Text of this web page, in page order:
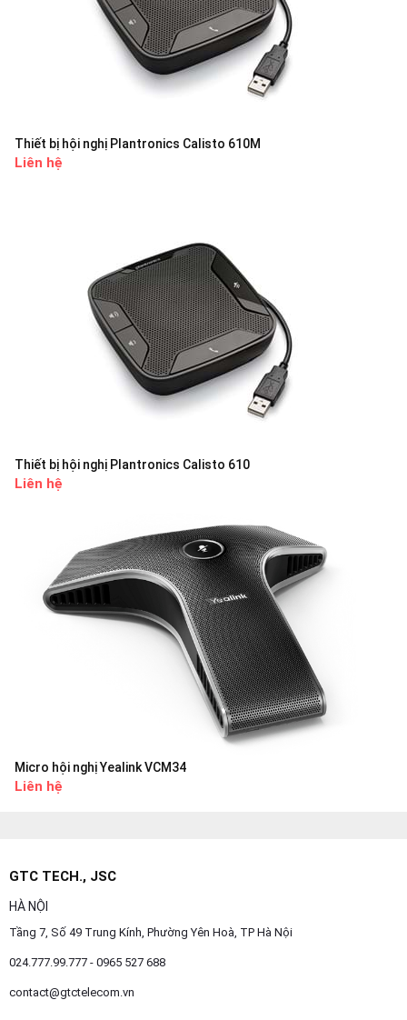
Thiết bị hội nghị Plantronics Calisto 610M
Liên hệ
Thiết bị hội nghị Plantronics Calisto 610
Liên hệ
Micro hội nghị Yealink VCM34
Liên hệ
GTC TECH., JSC
HÀ NỘI
Tầng 7, Số 49 Trung Kính, Phường Yên Hoà, TP Hà Nội
024.777.99.777 - 0965 527 688
contact@gtctelecom.vn